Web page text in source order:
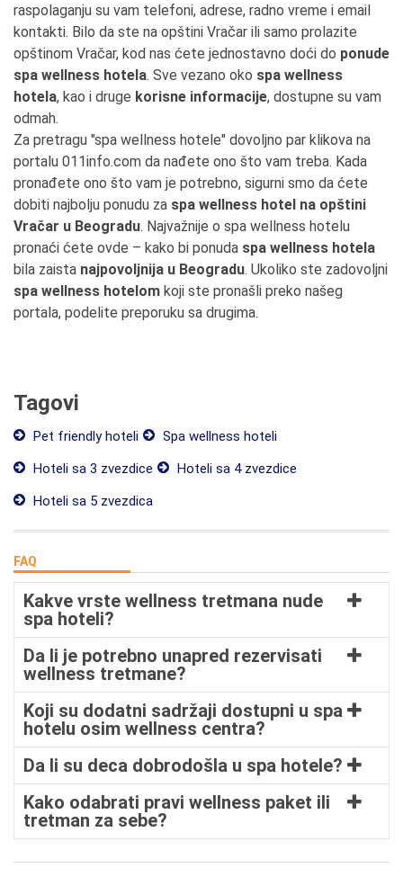
raspolaganju su vam telefoni, adrese, radno vreme i email
kontakti. Bilo da ste na opštini Vračar ili samo prolazite
opštinom Vračar, kod nas ćete jednostavno doći do ponude
spa wellness hotela. Sve vezano oko spa wellness
hotela, kao i druge korisne informacije, dostupne su vam
odmah.
Za pretragu "spa wellness hotele" dovoljno par klikova na
portalu 011info.com da nađete ono što vam treba. Kada
pronađete ono što vam je potrebno, sigurni smo da ćete
dobiti najbolju ponudu za spa wellness hotel na opštini
Vračar u Beogradu. Najvažnije o spa wellness hotelu
pronaći ćete ovde – kako bi ponuda spa wellness hotela
bila zaista najpovoljnija u Beogradu. Ukoliko ste zadovoljni
spa wellness hotelom koji ste pronašli preko našeg
portala, podelite preporuku sa drugima.
Tagovi
Pet friendly hoteli
Spa wellness hoteli
Hoteli sa 3 zvezdice
Hoteli sa 4 zvezdice
Hoteli sa 5 zvezdica
FAQ
Kakve vrste wellness tretmana nude
spa hoteli?
Da li je potrebno unapred rezervisati
wellness tretmane?
Koji su dodatni sadržaji dostupni u spa
hotelu osim wellness centra?
Da li su deca dobrodošla u spa hotele?
Kako odabrati pravi wellness paket ili
tretman za sebe?